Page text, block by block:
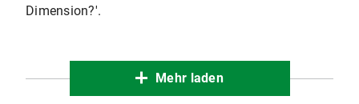
Dimension?'.
Mehr laden